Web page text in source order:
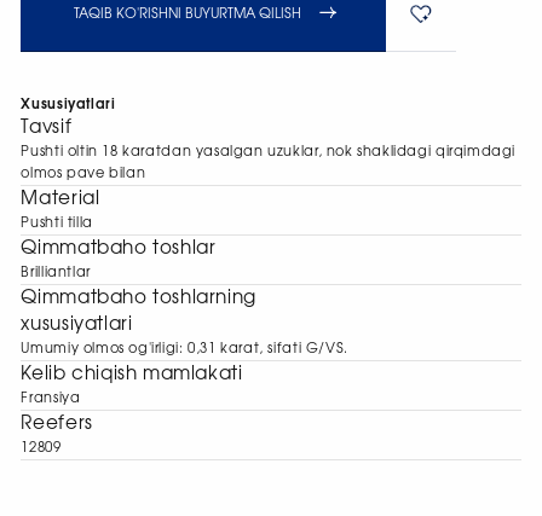
TAQIB KO'RISHNI BUYURTMA QILISH
Xususiyatlari
Tavsif
Pushti oltin 18 karatdan yasalgan uzuklar, nok shaklidagi qirqimdagi
olmos pave bilan
Material
Pushti tilla
Qimmatbaho toshlar
Brilliantlar
Qimmatbaho toshlarning
xususiyatlari
Umumiy olmos og'irligi: 0,31 karat, sifati G/VS.
Kelib chiqish mamlakati
Fransiya
Reefers
12809